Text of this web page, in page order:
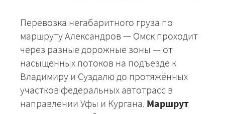
Перевозка негабаритного груза по
маршруту Александров — Омск проходит
через разные дорожные зоны — от
насыщенных потоков на подъезде к
Владимиру и Суздалю до протяжённых
участков федеральных автотрасс в
направлении Уфы и Кургана. Маршрут